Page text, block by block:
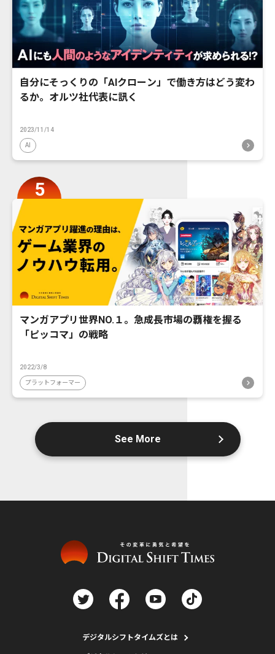
自分にそっくりの「AIクローン」で働き方はどう変わ
るか。オルツ社代表に訊く
2023/11/14
AI
マンガアプリ世界NO.１。急成長市場の覇権を握る
「ピッコマ」の戦略
2022/3/8
プラットフォーマー
See More
デジタルシフトタイムズとは